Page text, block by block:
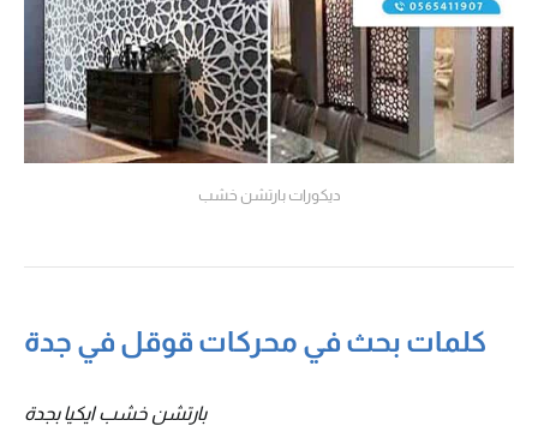
ديكورات بارتشن خشب
كلمات بحث في محركات قوقل في جدة
بارتشن خشب ايكيا بجدة